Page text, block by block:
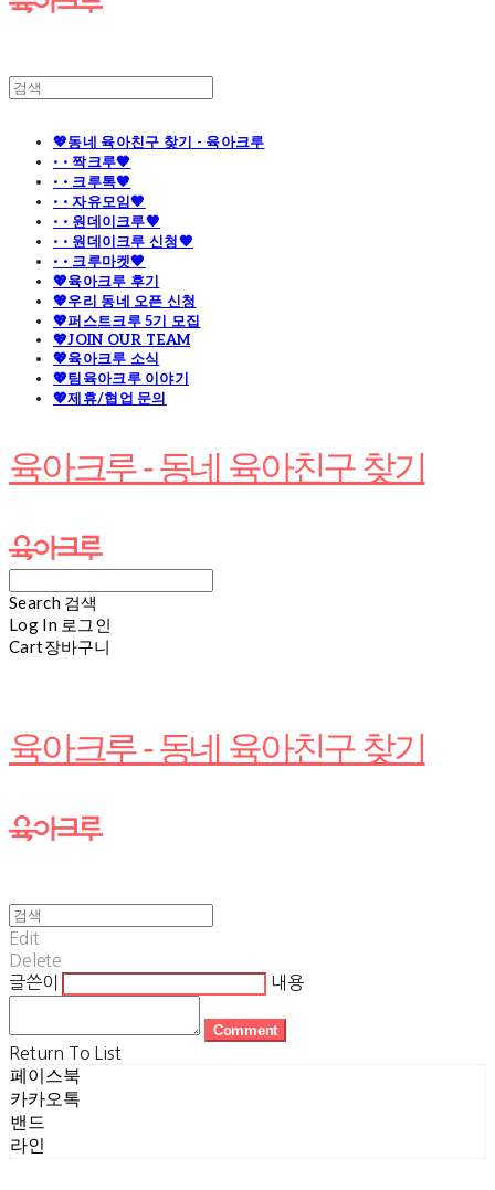
💖동네 육아친구 찾기 - 육아크루
· · 짝크루🧡
· · 크루톡🧡
· · 자유모임🧡
· · 원데이크루🧡
· · 원데이크루 신청🧡
· · 크루마켓🧡
💖육아크루 후기
💖우리 동네 오픈 신청
💖퍼스트크루 5기 모집
💖JOIN OUR TEAM
💖육아크루 소식
💖팀육아크루 이야기
💖제휴/협업 문의
육아크루 - 동네 육아친구 찾기
Search 검색
Log In 로그인
Cart장바구니
육아크루 - 동네 육아친구 찾기
Edit
Delete
글쓴이
내용
Comment
Return To List
페이스북
카카오톡
밴드
라인